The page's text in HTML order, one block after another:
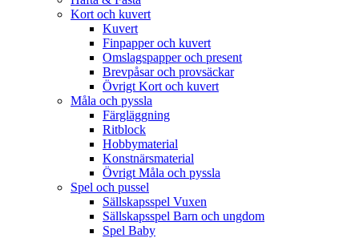
Kort och kuvert
Kuvert
Finpapper och kuvert
Omslagspapper och present
Brevpåsar och provsäckar
Övrigt Kort och kuvert
Måla och pyssla
Färgläggning
Ritblock
Hobbymaterial
Konstnärsmaterial
Övrigt Måla och pyssla
Spel och pussel
Sällskapsspel Vuxen
Sällskapsspel Barn och ungdom
Spel Baby